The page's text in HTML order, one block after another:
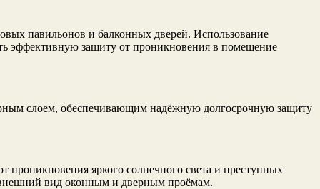
павильонов и балконных дверей. Использование
эффективную защиту от проникновения в помещение
слоем, обеспечивающим надёжную долгосрочную защиту
проникновения яркого солнечного света и преступных
вид оконным и дверным проёмам.